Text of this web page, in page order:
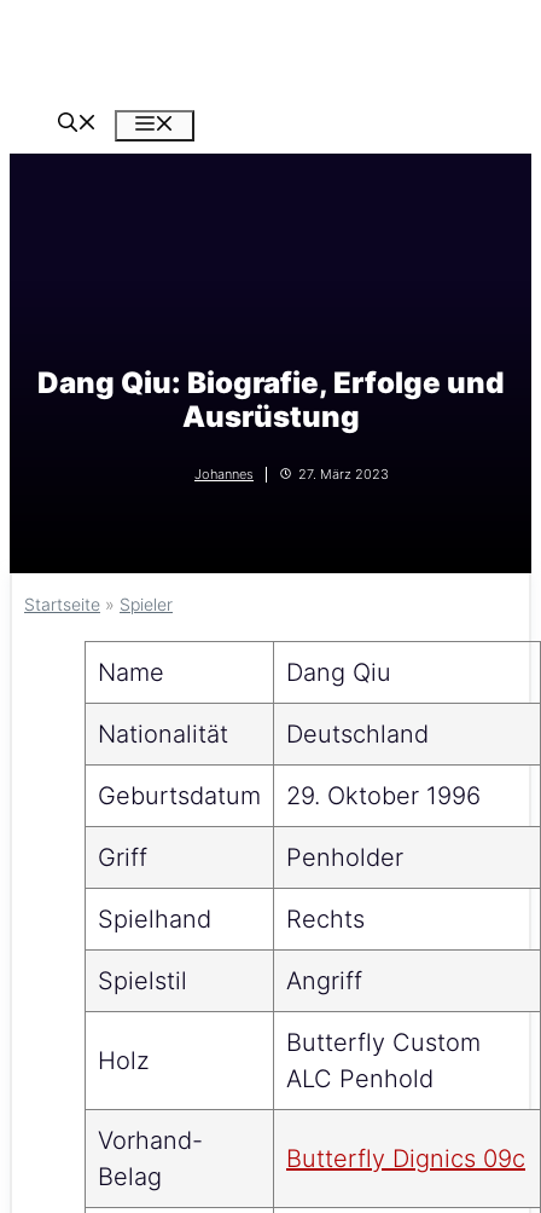
Dang Qiu: Biografie, Erfolge und
Ausrüstung
Johannes 27. März 2023
Startseite » Spieler
Name Dang Qiu
Nationalität Deutschland
Geburtsdatum 29. Oktober 1996
Griff Penholder
Spielhand Rechts
Spielstil Angriff
Holz
Butterfly Custom
ALC Penhold
Vorhand-
Belag
Butterfly Dignics 09c